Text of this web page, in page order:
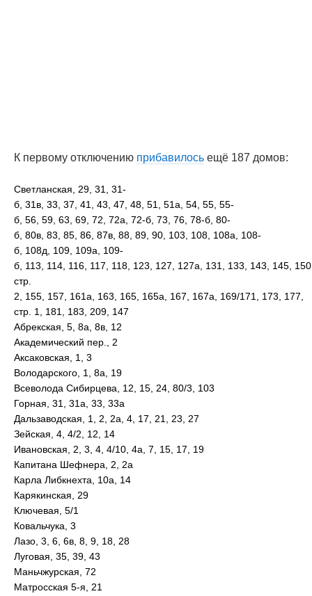
К первому отключению прибавилось ещё 187 домов:
Светланская, 29, 31, 31-
б, 31в, 33, 37, 41, 43, 47, 48, 51, 51а, 54, 55, 55-
б, 56, 59, 63, 69, 72, 72а, 72-б, 73, 76, 78-б, 80-
б, 80в, 83, 85, 86, 87в, 88, 89, 90, 103, 108, 108а, 108-
б, 108д, 109, 109а, 109-
б, 113, 114, 116, 117, 118, 123, 127, 127а, 131, 133, 143, 145,
стр.
2, 155, 157, 161а, 163, 165, 165а, 167, 167а, 169/171, 173, 177,
стр. 1, 181, 183, 209, 147
Абрекская, 5, 8а, 8в, 12
Академический пер., 2
Аксаковская, 1, 3
Володарского, 1, 8а, 19
Всеволода Сибирцева, 12, 15, 24, 80/3, 103
Горная, 31, 31а, 33, 33а
Дальзаводская, 1, 2, 2а, 4, 17, 21, 23, 27
Зейская, 4, 4/2, 12, 14
Ивановская, 2, 3, 4, 4/10, 4а, 7, 15, 17, 19
Капитана Шефнера, 2, 2а
Карла Либкнехта, 10а, 14
Карякинская, 29
Ключевая, 5/1
Ковальчука, 3
Лазо, 3, 6, 6в, 8, 9, 18, 28
Луговая, 35, 39, 43
Маньчжурская, 72
Матросская 5-я, 21